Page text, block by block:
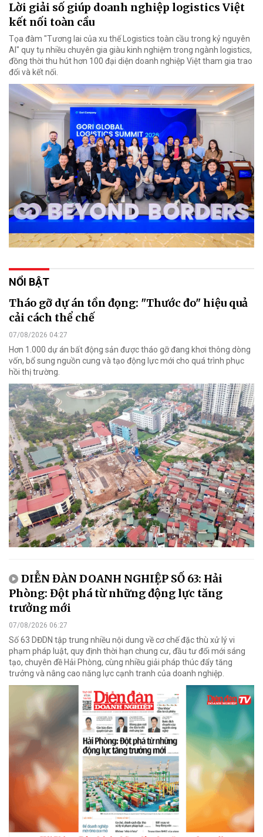
Lời giải số giúp doanh nghiệp logistics Việt
kết nối toàn cầu
Tọa đàm "Tương lai của xu thế Logistics toàn cầu trong kỷ nguyên
AI" quy tụ nhiều chuyên gia giàu kinh nghiệm trong ngành logistics,
đồng thời thu hút hơn 100 đại diện doanh nghiệp Việt tham gia trao
đổi và kết nối.
NỔI BẬT
Tháo gỡ dự án tồn đọng: "Thước đo" hiệu quả
cải cách thể chế
07/08/2026 04:27
Hơn 1.000 dự án bất động sản được tháo gỡ đang khơi thông dòng
vốn, bổ sung nguồn cung và tạo động lực mới cho quá trình phục
hồi thị trường.
DIỄN ĐÀN DOANH NGHIỆP SỐ 63: Hải
Phòng: Đột phá từ những động lực tăng
trưởng mới
07/08/2026 06:27
Số 63 DĐDN tập trung nhiều nội dung về cơ chế đặc thù xử lý vi
phạm pháp luật, quy định thời hạn chung cư, đầu tư đổi mới sáng
tạo, chuyên đề Hải Phòng, cùng nhiều giải pháp thúc đẩy tăng
trưởng và nâng cao năng lực cạnh tranh của doanh nghiệp.